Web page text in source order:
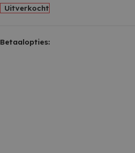
Uitverkocht
Betaalopties: